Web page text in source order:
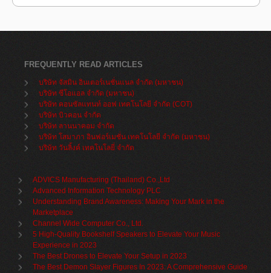
FREQUENTLY READ ARTICLES
บริษัท จัสมิน อินเตอร์เนชั่นแนล จำกัด (มหาชน)
บริษัท ซีโอแอล จำกัด (มหาชน)
บริษัท คอนซัลแทนท์ ออฟ เทคโนโลยี จำกัด (COT)
บริษัท บิวคอน จำกัด
บริษัท ลานนาคอม จำกัด
บริษัท โสมาภา อินฟอร์เมชั่น เทคโนโลยี จำกัด (มหาชน)
บริษัท วันลิ้งค์ เทคโนโลยี่ จำกัด
ADVICS Manufacturing (Thailand) Co.,Ltd
Advanced Information Technology PLC
Understanding Brand Awareness: Making Your Mark in the
Marketplace
Channel Wide Computer Co., Ltd.
5 High-Quality Bookshelf Speakers to Elevate Your Music
Experience in 2023
The Best Drones to Elevate Your Setup in 2023
The Best Demon Slayer Figures In 2023: A Comprehensive Guide